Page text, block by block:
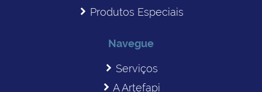
Produtos Especiais
Navegue
Serviços
A Artefapi